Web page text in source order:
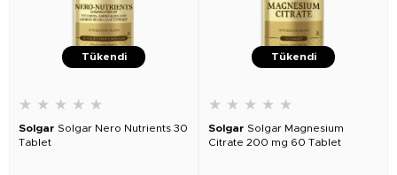
Tükendi
★ ★ ★ ★ ★
Solgar Solgar Nero Nutrients 30
Tablet
Tükendi
★ ★ ★ ★ ★
Solgar Solgar Magnesium
Citrate 200 mg 60 Tablet